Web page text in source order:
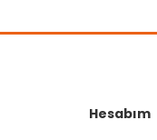
Hesabım